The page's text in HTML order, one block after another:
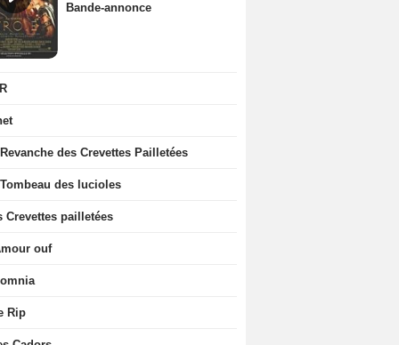
Bande-annonce
des Crevettes Pailletées
des lucioles
Crevettes pailletées
ouf
Rip